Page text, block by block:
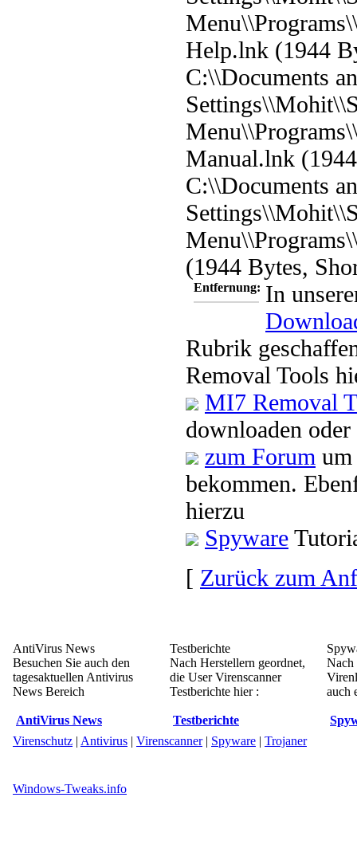
Help.lnk (1944
C:\\Documents
Manual.lnk
C:\\Documents
(1944 Bytes,
Entfernung: In
Rubrik
Removal Tools
MI7 Removal
downloaden
zum Forum
bekommen.
hierzu
Spyware
[ Zurück zum
AntiVirus News
Besuchen Sie auch den
tagesaktuellen Antivirus
News Bereich
AntiVirus News
Testberichte
Nach Herstellern geordnet,
die User Virenscanner
Testberichte hier :
Testberichte
Nach
auch
Virenschutz | Antivirus | Virenscanner| Spyware | Trojaner
Windows-Tweaks.info